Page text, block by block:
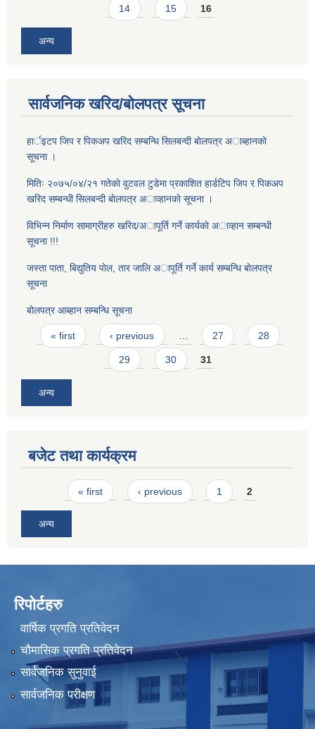
14 15 16
अन्य
सार्वजनिक खरिद/बोलपत्र सूचना
हार्इटप जिप र पिकअप खरिद सम्बन्धि सिलबन्दी बाेलपत्र अाब्हानकाे
सूचना ।
मितिः २०७५/०४/२१ गतेकाे वुटवल टुडेमा प्रकाशित हार्डटिप जिप र पिकअप
खरिद सम्बन्धी सिलबन्दी बाेलपत्र अाव्हानकाे सूचना ।
विभिन्न निर्माण सामाग्रीहरु खरिद/अापूर्ति गर्ने कार्यकाे अाव्हान सम्बन्धी
सूचना !!!
जस्ता पाता, बिद्युतिय पाेल, तार जालि अापूर्ति गर्ने कार्य सम्बन्धि बाेलपत्र
सूचना
बोलपत्र आब्हान सम्बन्धि सूचना
Pages
« first ‹ previous … 27 28
29 30 31
अन्य
बजेट तथा कार्यक्रम
Pages« first ‹ previous 1 2
अन्य
रिपोर्टहरु
वार्षिक प्रगति प्रतिवेदन
चौमासिक प्रगति प्रतिवेदन
सार्वजनिक सुनुवाई
सार्वजनिक परीक्षण